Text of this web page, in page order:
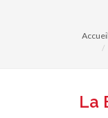
Accueil
La